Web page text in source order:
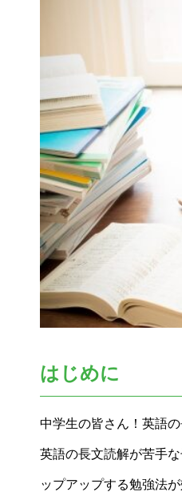
はじめに
中学生の皆さん！英語
英語の長文読解が苦手
ップアップする勉強法